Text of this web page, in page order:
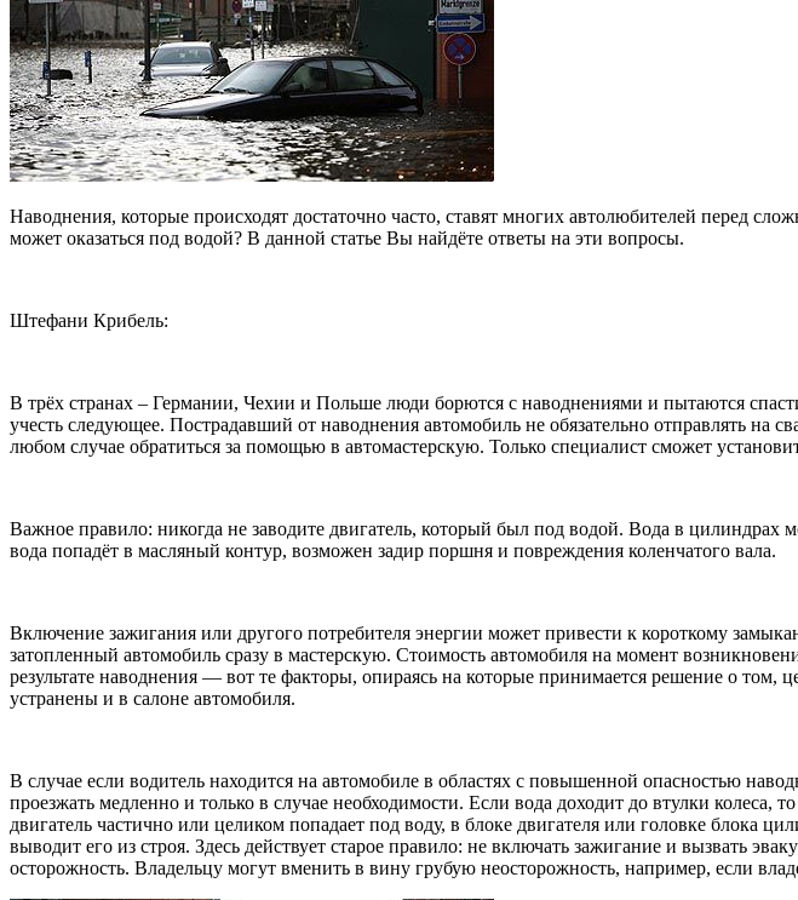
Наводнения, которые происходят достаточно часто, ставят многих автолюбителей перед
может оказаться под водой? В данной статье Вы найдёте ответы на эти вопросы.
Штефани Крибель:
В трёх странах – Германии, Чехии и Польше люди борются с наводнениями и пытаются
учесть следующее. Пострадавший от наводнения автомобиль не обязательно отправлять на
любом случае обратиться за помощью в автомастерскую. Только специалист сможет
Важное правило: никогда не заводите двигатель, который был под водой. Вода в цилиндрах
вода попадёт в масляный контур, возможен задир поршня и повреждения коленчатого вала.
Включение зажигания или другого потребителя энергии может привести к короткому
затопленный автомобиль сразу в мастерскую. Стоимость автомобиля на момент
результате наводнения — вот те факторы, опираясь на которые принимается решение о
устранены и в салоне автомобиля.
В случае если водитель находится на автомобиле в областях с повышенной опасностью
проезжать медленно и только в случае необходимости. Если вода доходит до втулки
двигатель частично или целиком попадает под воду, в блоке двигателя или головке блока
выводит его из строя. Здесь действует старое правило: не включать зажигание и вызвать
осторожность. Владельцу могут вменить в вину грубую неосторожность, например, если